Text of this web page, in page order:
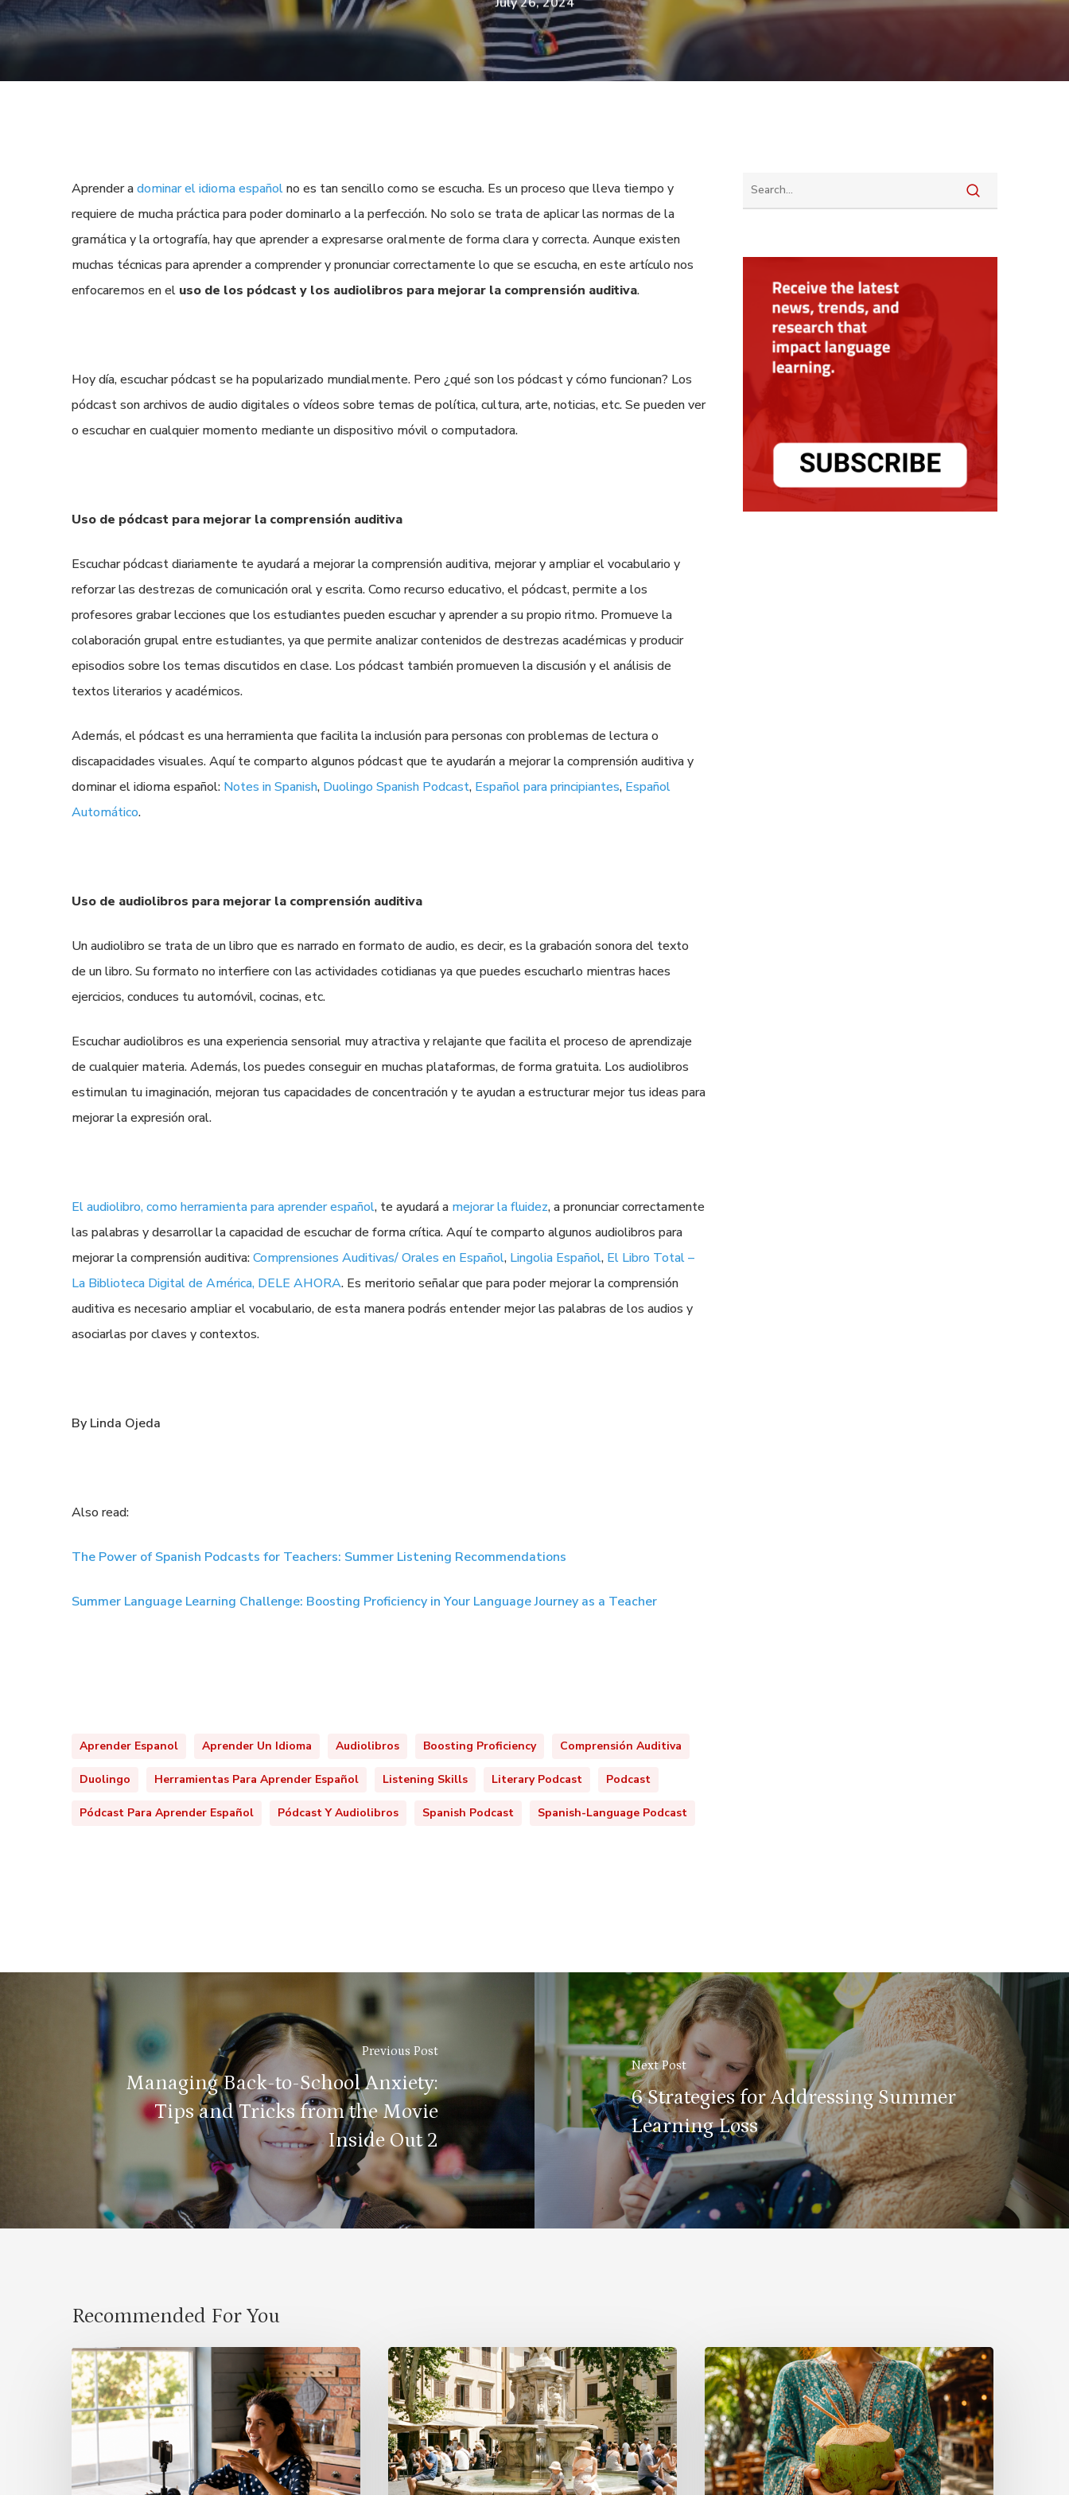
Aprender adominar el idioma españolno es tan sencillo como se escucha. Es un proceso que lleva tiempo y
requiere de mucha práctica para poder dominarlo a la perfección. No solo se trata de aplicar las normas de la
gramática y la ortografía, hay que aprender a expresarse oralmente de forma clara y correcta. Aunque existen
muchas técnicas para aprender a comprender y pronunciar correctamente lo que se escucha, en este artículo nos
enfocaremos en el uso de los pódcast y los audiolibros para mejorar la comprensión auditiva.
Hoy día, escuchar pódcast se ha popularizado mundialmente. Pero ¿qué son los pódcast y cómo funcionan? Los
pódcast son archivos de audio digitales o vídeos sobre temas de política, cultura, arte, noticias, etc. Se pueden ver
o escuchar en cualquier momento mediante un dispositivo móvil o computadora.
Uso de pódcast para mejorar la comprensión auditiva
Escuchar pódcast diariamente te ayudará a mejorar la comprensión auditiva, mejorar y ampliar el vocabulario y
reforzar las destrezas de comunicación oral y escrita. Como recurso educativo, el pódcast, permite a los
profesores grabar lecciones que los estudiantes pueden escuchar y aprender a su propio ritmo. Promueve la
colaboración grupal entre estudiantes, ya que permite analizar contenidos de destrezas académicas y producir
episodios sobre los temas discutidos en clase. Los pódcast también promueven la discusión y el análisis de
textos literarios y académicos.
Además, el pódcast es una herramienta que facilita la inclusión para personas con problemas de lectura o
discapacidades visuales. Aquí te comparto algunos pódcast que te ayudarán a mejorar la comprensión auditiva y
dominar el idioma español: Notes in Spanish, Duolingo Spanish Podcast, Español para principiantes, Español
Automático.
Uso de audiolibros para mejorar la comprensión auditiva
Un audiolibro se trata de un libro que es narrado en formato de audio, es decir, es la grabación sonora del texto
de un libro. Su formato no interfiere con las actividades cotidianas ya que puedes escucharlo mientras haces
ejercicios, conduces tu automóvil, cocinas, etc.
Escuchar audiolibros es una experiencia sensorial muy atractiva y relajante que facilita el proceso de aprendizaje
de cualquier materia. Además, los puedes conseguir en muchas plataformas, de forma gratuita. Los audiolibros
estimulan tu imaginación, mejoran tus capacidades de concentración y te ayudan a estructurar mejor tus ideas para
mejorar la expresión oral.
El audiolibro, como herramienta para aprender español, te ayudará a mejorar la fluidez, a pronunciar correctamente
las palabras y desarrollar la capacidad de escuchar de forma crítica. Aquí te comparto algunos audiolibros para
mejorar la comprensión auditiva:Comprensiones Auditivas/ Orales en Español, Lingolia Español, El Libro Total –
La Biblioteca Digital de América, DELE AHORA. Es meritorio señalar que para poder mejorar la comprensión
auditiva es necesario ampliar el vocabulario, de esta manera podrás entender mejor las palabras de los audios y
asociarlas por claves y contextos.
By Linda Ojeda
Also read:
The Power of Spanish Podcasts for Teachers: Summer Listening Recommendations
Summer Language Learning Challenge: Boosting Proficiency in Your LanguageJourney as a Teacher
Aprender Espanol Aprender Un Idioma Audiolibros Boosting Proficiency Comprensión Auditiva
Duolingo Herramientas Para Aprender Español Listening Skills Literary Podcast Podcast
Pódcast Para Aprender Español Pódcast Y Audiolibros Spanish Podcast Spanish-Language Podcast
Previous Post
Managing Back-to-School Anxiety:
Tips and Tricks from the Movie
Inside Out 2
Next Post
6 Strategies for Addressing Summer
Learning Loss
Recommended For You
Classroom
Community
Begins
the
First
Italian
Proverbs
for
Summer
and
Everyday
Rest
First,
Plan
Lightly:
A
Better